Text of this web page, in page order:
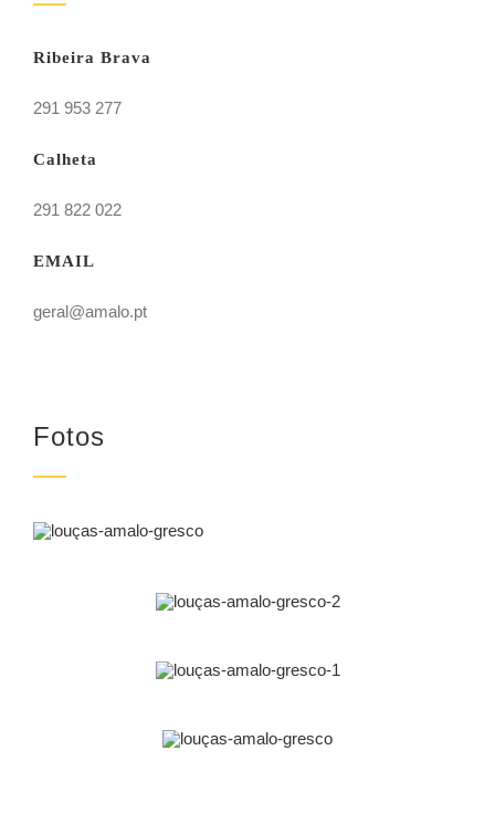
Ribeira Brava
291 953 277
Calheta
291 822 022
EMAIL
geral@amalo.pt
Fotos